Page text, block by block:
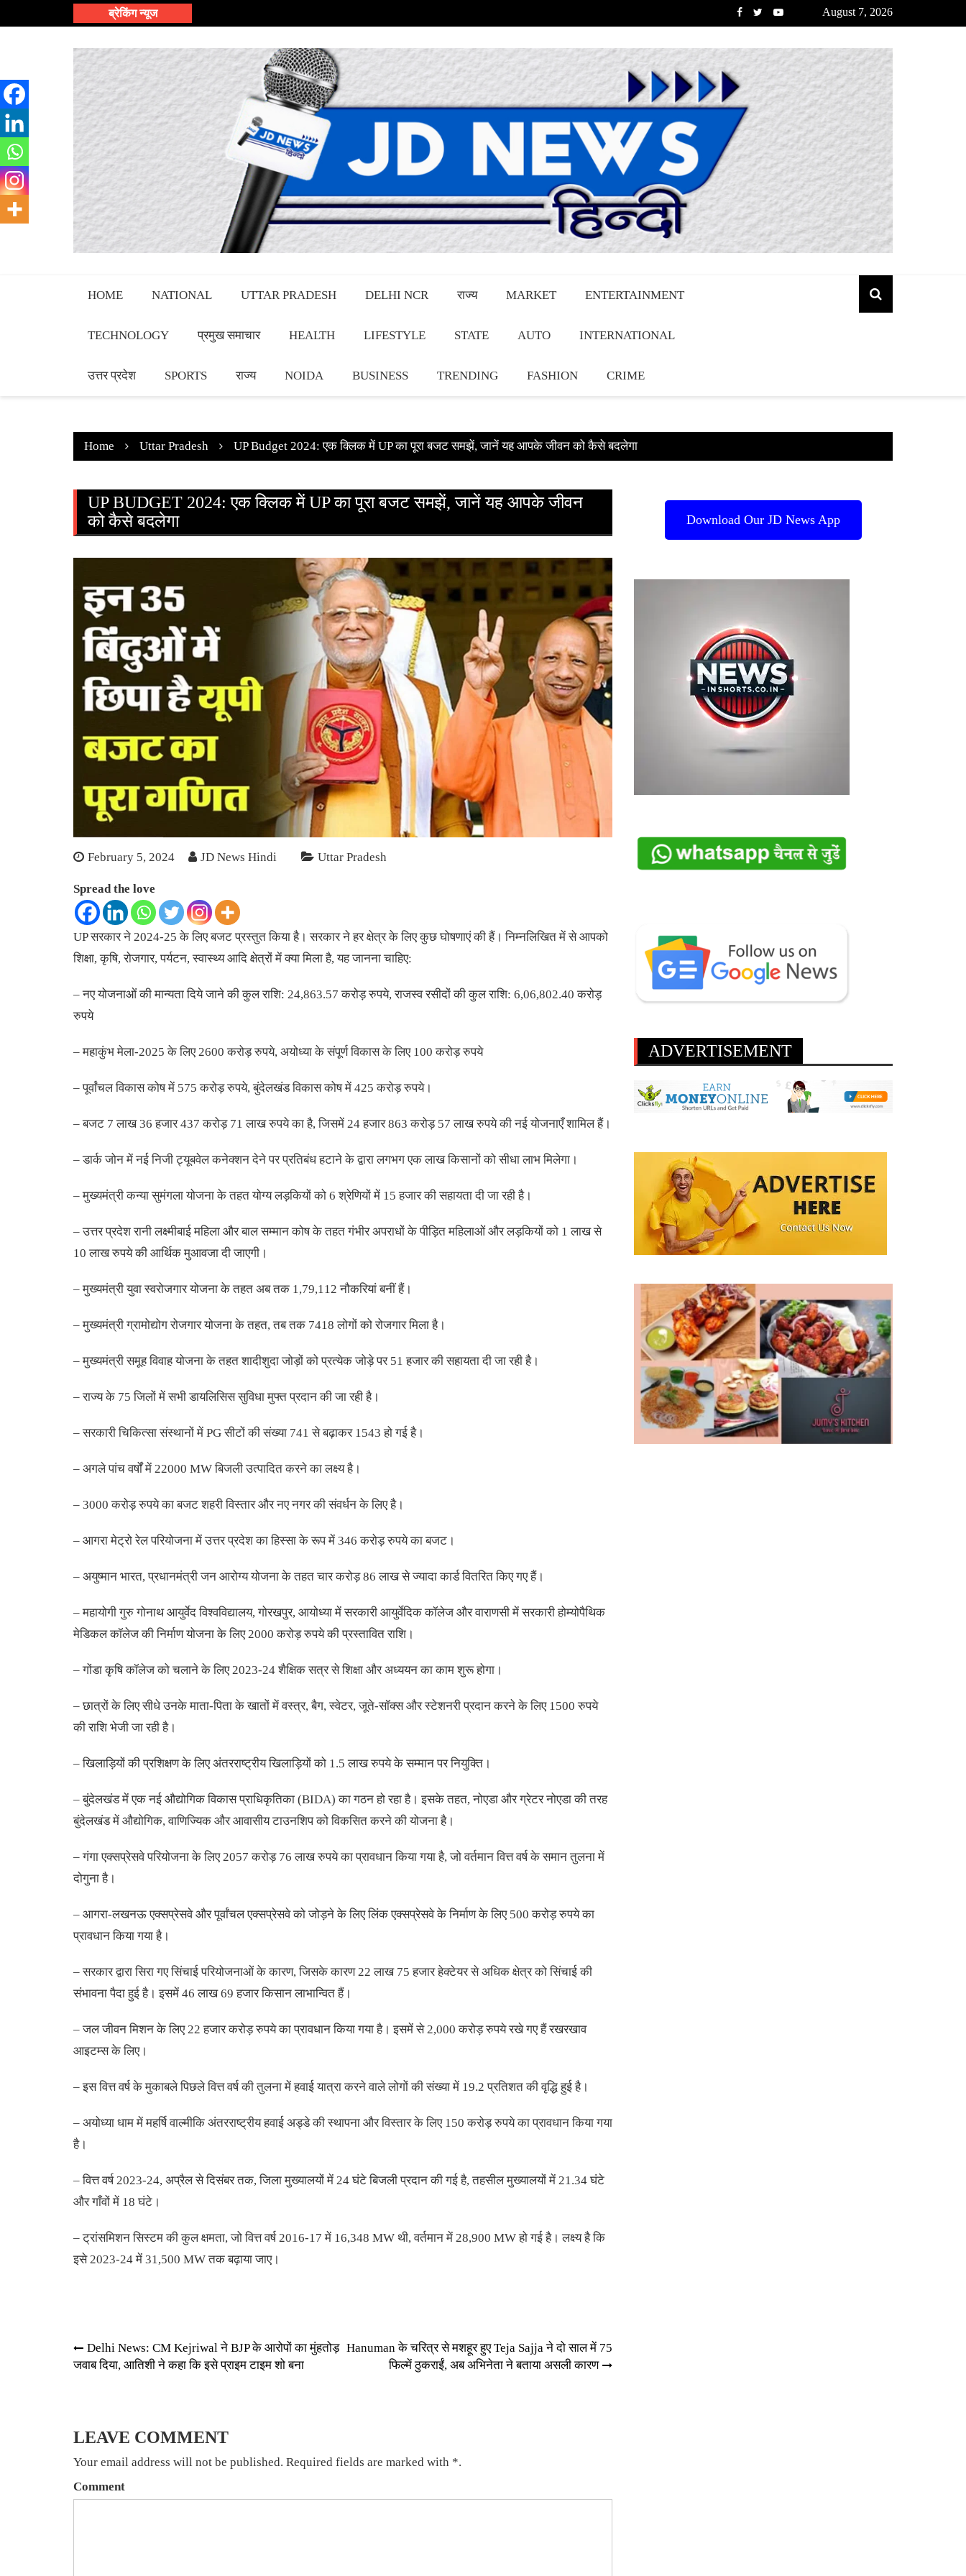
to
ब्रेकिंग न्यूज August 7, 2026
HOME NATIONAL UTTAR PRADESH DELHI NCR राज्य MARKET ENTERTAINMENT
TECHNOLOGY प्रमुख समाचार HEALTH LIFESTYLE STATE AUTO INTERNATIONAL
उत्तर प्रदेश SPORTS राज्य NOIDA BUSINESS TRENDING FASHION CRIME
Home Uttar Pradesh UP Budget 2024: एक क्लिक में UP का पूरा बजट समझें, जानें यह आपके जीवन को कैसे बदलेगा
UP BUDGET 2024: एक क्लिक में UP का पूरा बजट समझें, जानें यह आपके जीवन
को कैसे बदलेगा
February 5, 2024 JD News Hindi Uttar Pradesh
Spread the love
UPसरकार ने 2024-25 के लिए बजट प्रस्तुत किया है। सरकार ने हर क्षेत्र के लिए कुछ घोषणाएं की हैं। निम्नलिखित में से आपको
शिक्षा, कृषि, रोजगार, पर्यटन, स्वास्थ्य आदि क्षेत्रों में क्या मिला है, यह जानना चाहिए:
– नए योजनाओं की मान्यता दिये जाने की कुल राशि: 24,863.57 करोड़ रुपये, राजस्व रसीदों की कुल राशि: 6,06,802.40 करोड़
रुपये
– महाकुंभ मेला-2025 के लिए 2600 करोड़ रुपये, अयोध्या के संपूर्ण विकास के लिए 100 करोड़ रुपये
– पूर्वांचल विकास कोष में 575 करोड़ रुपये, बुंदेलखंड विकास कोष में 425 करोड़ रुपये।
– बजट 7 लाख 36 हजार 437 करोड़ 71 लाख रुपये का है, जिसमें 24 हजार 863 करोड़ 57 लाख रुपये की नई योजनाएँ शामिल हैं।
– डार्क जोन में नई निजी ट्यूबवेल कनेक्शन देने पर प्रतिबंध हटाने के द्वारा लगभग एक लाख किसानों को सीधा लाभ मिलेगा।
– मुख्यमंत्री कन्या सुमंगला योजना के तहत योग्य लड़कियों को 6 श्रेणियों में 15 हजार की सहायता दी जा रही है।
– उत्तर प्रदेश रानी लक्ष्मीबाई महिला और बाल सम्मान कोष के तहत गंभीर अपराधों के पीड़ित महिलाओं और लड़कियों को 1 लाख से
10 लाख रुपये की आर्थिक मुआवजा दी जाएगी।
– मुख्यमंत्री युवा स्वरोजगार योजना के तहत अब तक 1,79,112 नौकरियां बनीं हैं।
– मुख्यमंत्री ग्रामोद्योग रोजगार योजना के तहत, तब तक 7418 लोगों को रोजगार मिला है।
– मुख्यमंत्री समूह विवाह योजना के तहत शादीशुदा जोड़ों को प्रत्येक जोड़े पर 51 हजार की सहायता दी जा रही है।
– राज्य के 75 जिलों में सभी डायलिसिस सुविधा मुफ्त प्रदान की जा रही है।
– सरकारी चिकित्सा संस्थानों में PG सीटों की संख्या 741 से बढ़ाकर 1543 हो गई है।
– अगले पांच वर्षों में 22000 MW बिजली उत्पादित करने का लक्ष्य है।
– 3000 करोड़ रुपये का बजट शहरी विस्तार और नए नगर की संवर्धन के लिए है।
– आगरा मेट्रो रेल परियोजना में उत्तर प्रदेश का हिस्सा के रूप में 346 करोड़ रुपये का बजट।
– अयुष्मान भारत, प्रधानमंत्री जन आरोग्य योजना के तहत चार करोड़ 86 लाख से ज्यादा कार्ड वितरित किए गए हैं।
– महायोगी गुरु गोनाथ आयुर्वेद विश्वविद्यालय, गोरखपुर, आयोध्या में सरकारी आयुर्वेदिक कॉलेज और वाराणसी में सरकारी होम्योपैथिक
मेडिकल कॉलेज की निर्माण योजना के लिए 2000 करोड़ रुपये की प्रस्तावित राशि।
– गोंडा कृषि कॉलेज को चलाने के लिए 2023-24 शैक्षिक सत्र से शिक्षा और अध्ययन का काम शुरू होगा।
– छात्रों के लिए सीधे उनके माता-पिता के खातों में वस्त्र, बैग, स्वेटर, जूते-सॉक्स और स्टेशनरी प्रदान करने के लिए 1500 रुपये
की राशि भेजी जा रही है।
– खिलाड़ियों की प्रशिक्षण के लिए अंतरराष्ट्रीय खिलाड़ियों को 1.5 लाख रुपये के सम्मान पर नियुक्ति।
– बुंदेलखंड में एक नई औद्योगिक विकास प्राधिकृतिका (BIDA) का गठन हो रहा है। इसके तहत, नोएडा और ग्रेटर नोएडा की तरह
बुंदेलखंड में औद्योगिक, वाणिज्यिक और आवासीय टाउनशिप को विकसित करने की योजना है।
– गंगा एक्सप्रेसवे परियोजना के लिए 2057 करोड़ 76 लाख रुपये का प्रावधान किया गया है, जो वर्तमान वित्त वर्ष के समान तुलना में
दोगुना है।
– आगरा-लखनऊ एक्सप्रेसवे और पूर्वांचल एक्सप्रेसवे को जोड़ने के लिए लिंक एक्सप्रेसवे के निर्माण के लिए 500 करोड़ रुपये का
प्रावधान किया गया है।
– सरकार द्वारा सिरा गए सिंचाई परियोजनाओं के कारण, जिसके कारण 22 लाख 75 हजार हेक्टेयर से अधिक क्षेत्र को सिंचाई की
संभावना पैदा हुई है। इसमें 46 लाख 69 हजार किसान लाभान्वित हैं।
– जल जीवन मिशन के लिए 22 हजार करोड़ रुपये का प्रावधान किया गया है। इसमें से 2,000 करोड़ रुपये रखे गए हैं रखरखाव
आइटम्स के लिए।
– इस वित्त वर्ष के मुकाबले पिछले वित्त वर्ष की तुलना में हवाई यात्रा करने वाले लोगों की संख्या में 19.2 प्रतिशत की वृद्धि हुई है।
– अयोध्या धाम में महर्षि वाल्मीकि अंतरराष्ट्रीय हवाई अड्डे की स्थापना और विस्तार के लिए 150 करोड़ रुपये का प्रावधान किया गया
है।
– वित्त वर्ष 2023-24, अप्रैल से दिसंबर तक, जिला मुख्यालयों में 24 घंटे बिजली प्रदान की गई है, तहसील मुख्यालयों में 21.34 घंटे
और गाँवों में 18 घंटे।
– ट्रांसमिशन सिस्टम की कुल क्षमता, जो वित्त वर्ष 2016-17 में 16,348 MW थी, वर्तमान में 28,900 MW हो गई है। लक्ष्य है कि
इसे 2023-24 में 31,500 MWतक बढ़ाया जाए।
Post
navigation
Delhi News: CM Kejriwal ने BJP के आरोपों का मुंहतोड़
जवाब दिया, आतिशी ने कहा कि इसे प्राइम टाइम शो बना
Hanuman के चरित्र से मशहूर हुए Teja Sajja ने दो साल में 75
फिल्में ठुकराईं, अब अभिनेता ने बताया असली कारण
LEAVE COMMENT
Your email address will not be published. Required fields are marked with *.
Comment
Download Our JD News App
ADVERTISEMENT